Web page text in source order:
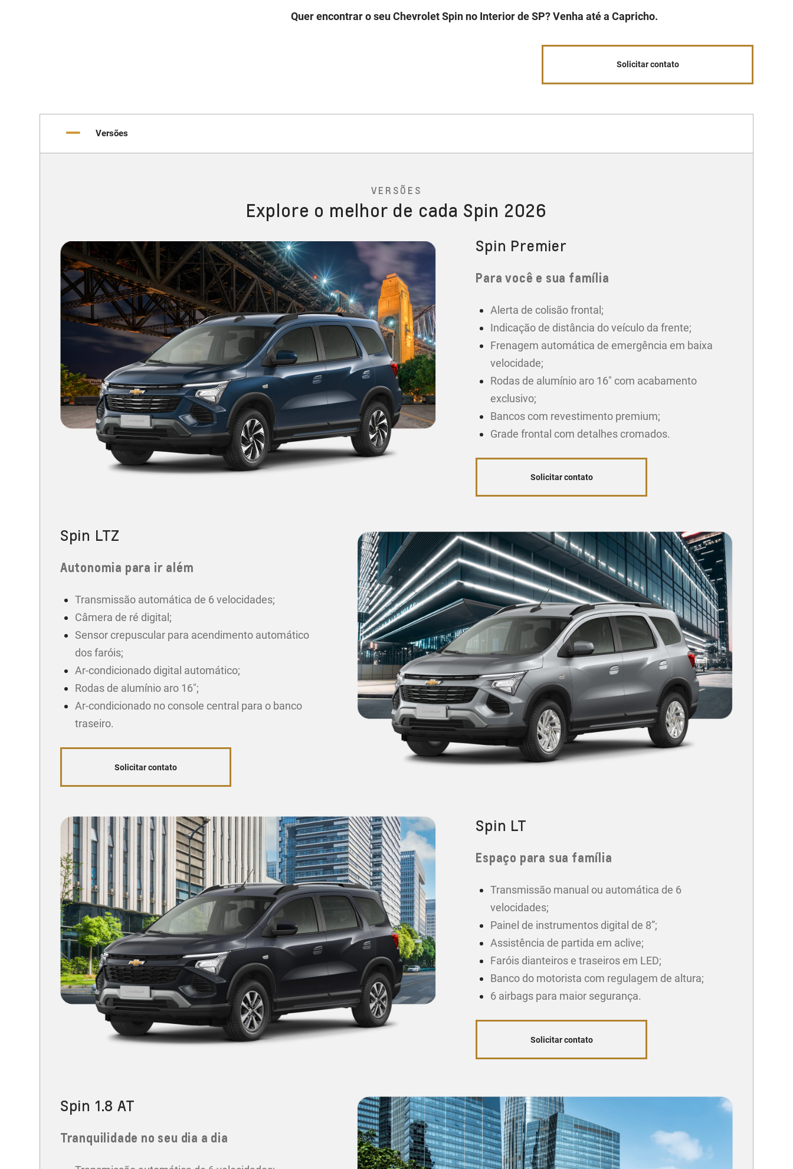
Quer encontrar o seu Chevrolet Spin no Interior de SP? Venha até a Capricho.
Solicitar contato
Versões
VERSÕES
Explore o melhor de cada Spin 2026
Spin Premier
Para você e sua família
Alerta de colisão frontal;
Indicação de distância do veículo da frente;
Frenagem automática de emergência em baixa
velocidade;
Rodas de alumínio aro 16" com acabamento
exclusivo;
Bancos com revestimento premium;
Grade frontal com detalhes cromados.
Solicitar contato
Spin LTZ
Autonomia para ir além
Transmissão automática de 6 velocidades;
Câmera de ré digital;
Sensor crepuscular para acendimento automático
dos faróis;
Ar-condicionado digital automático;
Rodas de alumínio aro 16";
Ar-condicionado no console central para o banco
traseiro.
Solicitar contato
Spin LT
Espaço para sua família
Transmissão manual ou automática de 6
velocidades;
Painel de instrumentos digital de 8”;
Assistência de partida em aclive;
Faróis dianteiros e traseiros em LED;
Banco do motorista com regulagem de altura;
6 airbags para maior segurança.
Solicitar contato
Spin 1.8 AT
Tranquilidade no seu dia a dia